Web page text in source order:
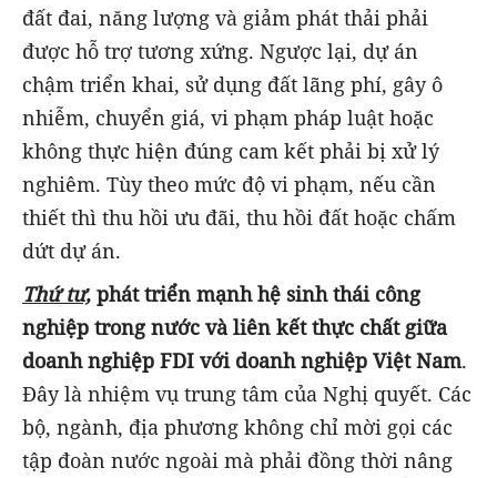
đất đai, năng lượng và giảm phát thải phải
được hỗ trợ tương xứng. Ngược lại, dự án
chậm triển khai, sử dụng đất lãng phí, gây ô
nhiễm, chuyển giá, vi phạm pháp luật hoặc
không thực hiện đúng cam kết phải bị xử lý
nghiêm. Tùy theo mức độ vi phạm, nếu cần
thiết thì thu hồi ưu đãi, thu hồi đất hoặc chấm
dứt dự án.
Thứ tư, phát triển mạnh hệ sinh thái công
nghiệp trong nước và liên kết thực chất giữa
doanh nghiệp FDI với doanh nghiệp Việt Nam.
Đây là nhiệm vụ trung tâm của Nghị quyết. Các
bộ, ngành, địa phương không chỉ mời gọi các
tập đoàn nước ngoài mà phải đồng thời nâng